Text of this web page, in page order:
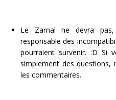
Le Zarnal ne devra
responsable des
pourraient survenir. :D Si
simplement des questions,
les commentaires.